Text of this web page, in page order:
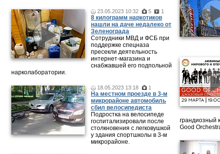
23.05.2023 10:32 5 1
8 килограмм наркотиков
нашли на даче недалеко от
Зеленограда
Сотрудники МВД и ФСБ при
поддержке спецназа
пресекли деятельность
интернет-магазина и
снабжавшей его подпольной
нарколаборатории.
18.05.2023 13:18 1
На местном проезде в 3-м
микрорайоне автомобиль
сбил велосипедиста
Подростка на велосипеде
госпитализировали после
столкновения с легковушкой
у здания спортшколы в 3-м
микрорайоне.
грандиозный
Good